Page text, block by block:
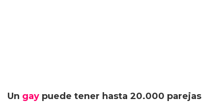
Un gay puede tener hasta 20.000 parejas